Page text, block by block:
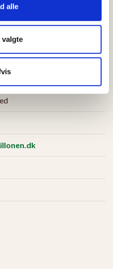
alle
valgte